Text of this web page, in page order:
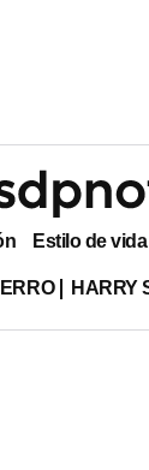
Estilo de vida
HARRY